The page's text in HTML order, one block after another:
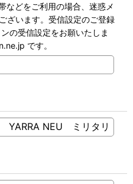
などをご利用の場合、迷惑メ
ざいます。受信設定のご登録
の受信設定をお願いたしま
です。